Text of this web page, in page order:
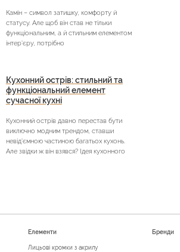
Камін – символ затишку, комфорту й
статусу. Але щоб він став не тільки
функціональним, а й стильним елементом
інтер’єру, потрібно
Кухонний острів: стильний та
функціональний елемент
сучасної кухні
Кухонний острів давно перестав бути
виключно модним трендом, ставши
невід’ємною частиною багатьох кухонь.
Але звідки ж він взявся? Ідея кухонного
Елементи
Лицьові кромки з акрилу
Бренди